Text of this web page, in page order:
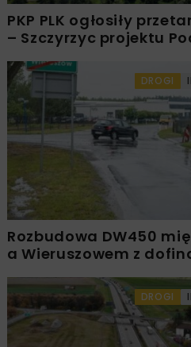
PKP PLK ogłosiły
– Szczyrzyc projektu
DROGI
Rozbudowa DW450
a Wieruszowem z
DROGI